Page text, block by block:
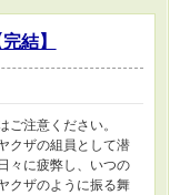
結】
注意ください。
ザの組員として潜
々に疲弊し、いつの
クザのように振る舞